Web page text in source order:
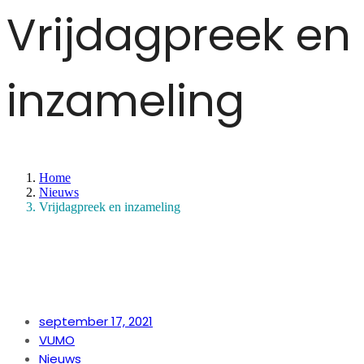
Vrijdagpreek en
inzameling
Home
Nieuws
Vrijdagpreek en inzameling
september 17, 2021
VUMO
Nieuws